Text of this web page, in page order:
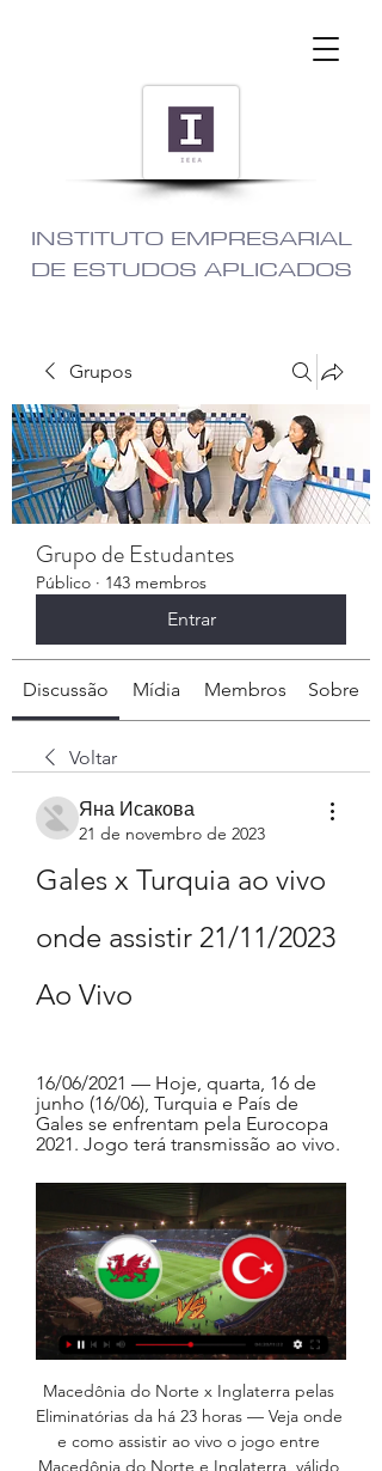
INSTITUTO EMPRESARIAL
DE ESTUDOS APLICADOS
Grupos
Grupo de Estudantes
Público · 143 membros
Entrar
Discussão Mídia Membros Sobre
Voltar
Яна Исакова
21 de novembro de 2023
Gales x Turquia ao vivo
onde assistir 21/11/2023
Ao Vivo
16/06/2021 — Hoje, quarta, 16 de
junho (16/06), Turquia e País de
Gales se enfrentam pela Eurocopa
2021. Jogo terá transmissão ao vivo.
Macedônia do Norte x Inglaterra pelas Eliminatórias da há 23 horas — Veja onde e como assistir ao vivo o jogo entre Macedônia do Norte e Inglaterra, válido pela 10ª Rodada das Eliminatórias da Euro 2024.

Que horas irá passar o jogo da França? O jogo desta terça-feira às 16h45 entre Grécia x França terá transmissão ao vivo no Sportv. Quais jogos de hoje vão passar ao vivo na Globo? 21h30 – Brasil x Argentina – Eliminatórias da Copa Quais jogos de hoje vão ser transmitidos no SBT? Nenhum jogo vai passar no SBT nesta terça-feira. Quais jogos de hoje vão passar ao vivo na Record? Nenhum jogo vai passar na Record nesta terça-feira. Quais jogos de hoje vão ser transmitidos na Band? Nenhum jogo vai passar na Band nesta terça-feira. 

Ucrânia x Itália pelas Eliminatórias da Euro 2024 há 23 horas — Veja onde e como assistir ao vivo o jogo entre Ucrânia e Itália, válido pela 10ª Rodada das Eliminatórias da Euro 2024.

Turquia x País de Gales ao vivo: onde assistir as 19/06/2023 — Turquia e País de Gales entram em campo pelas eliminatórias da Eurocopa, às 15:45 (de Brasília), nesta segunda-feira (19 de junho).

Jogos de hoje (21/11/23): onde assistir futebol ao vivo e há 2 horas — Gibraltar x Holanda — 16h45 — ESPN e Star+; Croácia x Armênia — 16h45 — Sportv; País de Gales x Turquia — 16h45 — Star+; Romênia x Suíça ...

Assistir Turquia x País de Gales ao vivo Grátis HD 19/06 19/06/2023 — Assistir Turquia x País de Gales ao vivo pelo Eliminatórias Da Eurocopa hoje 19/06/2023, assista agora País de Gales e Turquia ao vivo ...

Jogos de hoje, terça-feira, 21; horários e onde assistirPublicado 21/11/2023 às 09h58 Tempo de leitura estimado: 00:00 Holanda e Croácia tentando confirmar vaga na Euro e clássico entre Brasil x Argentina, no Maracanã, pelas Eliminatórias agitam os jogos de hoje. Leia reportagens de esporte no GMC Online Foto: Lucas Figueiredo/CBF Onde assistir ao vivo aos jogos de futebol de hoje Eliminatórias da Copa – América do Sul Rodada 6 20h – Paraguai x Colômbia – Sportv 4 20h30 – Uruguai x Bolívia – Sportv 3 20h30 – Equador x Chile – Sportv 5 21h30 – Brasil x Argentina – Globo e Sportv 23h – Peru x Venezuela – Sportv 2 Amistosos de seleções 16h45 – Polônia x Letônia – Star+ 16h45 – Irlanda x Nova Zelândia – Star+ 16h45 – Áustria x Alemanha – Sportv 2 Eliminatórias da Eurocopa Rodada 10 16h45 – Gibraltar x Holanda – ESPN e Star+ 16h45 – País de Gales x Turquia – ESPN 3 e Star+ 16h45 – Romênia x Suíça – ESPN 4 e Star+ 16h45 – Kosovo x Belarus – Star+ 16h45 – Andorra x Israel – Star+ 16h45 – Grécia x França – Sportv 16h45 – Croácia x Armênia – Sportv 4 Eliminatórias da Copa – África Fase de grupos – Rodada 2 10h – Botsuana x Guiné – Fifa+ 10h – Etiópia x Burkina Faso – Fifa+ 10h – Lesoto x Benin – Fifa+ 10h – Ruanda x África do Sul – Fifa+ 10h – Eswatini x Cabo Verde – Fifa+ 10h – Malaui x Tunísia – Fifa+ 10h – Somália x Uganda – Fifa+ 13h – Líbia x Camarões – Fifa+ 13h – Ilhas Maurício x Angola – Fifa+ 13h – Comores x Gana – Fifa+ 13h – Togo x Senegal – Fifa+ 13h – Sudão do Sul x Mauritânia – Fifa+ 13h – São Tomé e Príncipe x Namíbia – Fifa+ 16h – Níger x Zâmbia – Fifa+ 16h – Tanzânia x Marrocos – CazéTV e Fifa+ Copa do Mundo Sub-17 Oitavas de final 5h30 – Mali x México – Fifa+ 5h30 – Alemanha x Estados Unidos – Sportv e Fifa+ 9h – Marrocos x Irã – Fifa+ 9h – Argentina x Venezuela – CazéTV, Sportv e Fifa+ CONCACAF Nations League 21h30 – Canadá x Jamaica – Youtube Concacaf 23h30 – México x Honduras – Youtube Concacaf Clique aqui e receba as nossas notícias pelo WhatsAppSiga o GMC Online no Instagram Onde irá transmitir o jogo do Brasil, hoje; veja horário O jogo desta terça-feira às 21h30 entre Brasil x Argentina terá transmissão ao vivo na Globo e no Sportv. 

Turquia x País de Gales: Saiba como assistir ao jogo da 16/06/2021 — As emoções da Eurocopa chegam a sua segunda rodada nesta quarta-feira (16). Em partida válida pelo Grupo A, Turquia x País de Gales jogam em ...

Turquia x País de Gales: saiba onde assistir e as prováveis 15/06/2021 — Chegou a hora da segunda rodada da fase de grupos da Eurocopa. Nesta quarta-feira, Turquia e País de Gales se enfrentam buscando suas ...

Palpite: País de Gales x Turquia – Eliminatórias Eurocopa 2024 há 17 horas — Onde assistir? A transmissão de País de Gales x Turquia. TV Aberta: TV Globo. TV por assinatura: SporTV e Disney (ESPN/Star+). Internet ...

Além disso, pelas eliminatórias o atacante disputou apenas três partidas e possui dois gols marcados, e um passe para gol. Portanto, o palpite para que o Harry Wilson marque ao menos uma vez em qualquer momento da partida, é recomendado. País de Gales x Turquia: retrospecto e os jogos anteriores Confronto direto Euro 2023 Qualifying 19/06/23 Turkey 0 País de Gales Euro 2021 16/06/21 2 Últimos cinco jogos do País de Gales Euro 2024 Qualifying 18/11/23 E Armenia 1 Euro 2024 Qualifying 15/10/23 V Croácia International Match 11/10/23 Gibraltar 4 Euro 2024 Qualifying 11/09/23 Latvia International Match 07/09/23 República da Coreia Últimos cinco jogos da Turquia International Match 18/11/23 Alemanha 3 Euro 2024 Qualifying 12/10/23 International Match 12/09/23 D Japão Euro 2024 Qualifying 08/09/23 As últimas notícias do País de Gales O País de Gales faz campanha regular nas Eliminatórias da Eurocopa. 

Alemanha x Turquia: onde assistir, horário e escalações há 3 dias — A seleção lidera o Grupo D, com 16 pontos, seis à frente do País de Gales ONDE ASSISTIR ALEMANHA X TURQUIA AO VIVO. ESPN (TV fechada). Star + ...

O confronto opõe a Turquia, líder do grupo que já garantiu sua vaga na Eurocopa, e País de Gales, que possui chances remotas de classificação. O País de Gales faz campanha regular nas Eliminatórias da Eurocopa, terceiro colocado com 11 pontos, foram três vitórias, dois empates e duas derrotas; A Turquia faz ótima campanha nas Eliminatórias da Eurocopa, líder do grupo com 16 pontos, foram cinco vitórias, um empate e uma derrota; No retrospecto geral entre as seleções são oito jogos oficiais, com quatro vitórias do País de Gales, três vitórias da Turquia e um empate; O jogo entre País de Gales x Turquia pelas Eliminatórias da Eurocopa acontece na terça-feira (21), às 16h45 (horário de Brasília), no Cardiff City Stadium, no País de Gales; Neste artigo você verá onde assistir ao vivo País de Gales x Turquia pelas Eliminatórias da Eurocopa. Onde assistir País de Gales x Turquia ao vivo? O jogo entre País de Gales x Turquia terá transmissão ao vivo para o Brasil de forma exclusiva na plataforma de streaming Star+. 

Portanto, o prognóstico de empate é considerado adequado. Apostar na Stake » Ambas as seleções marcam: sim – 1, 76 Gales possui nove gols marcados e sofridos nos sete jogos que disputou até aqui, média de 1, 29 marcado e sofrido por jogo. A Turquia, por sua vez, possui 13 gols marcados e seis sofridos, com média de 1, 86 marcado e 0, 86 sofrido por jogo. Portanto, pelo índice de gols e por se tratar de uma partida parelha, o palpite para que ambas as seleções marquem é plausível. Apostar na Pinnacle » Marcar em qualquer momento: Harry Wilson – 3, 60 O atacante de 26 anos, é um dos principais jogadores e artilheiro do Fulham e da seleção galesa. Na atual temporada, Wilson disputou 18 partidas, marcou três gols e deu três assistências. 

Foram três vitórias, dois empates e duas derrotas em sete rodadas até aqui. A seleção é a atual terceira colocada do grupo D com 11 pontos conquistados, 2 da Croácia, primeira seleção na zona de classificação. Em sua partida mais recente, País de Gales empatou com a Armênia por 1 a 1, fora de casa. Com este resultado, a seleção caiu para a terceira última posição, mas ainda possui chances de classificação direta para a Eurocopa 2024. 

Alemanha x Turquia: veja onde assistir e horário do amistoso há 3 dias — Também na terça-feira, os turcos voltam a jogar pela competição continental e vão duelar contra o País de Gales. A Alemanha não está jogando ...

Gales X Turquia - Ao vivo - Onde assistir - Eurocopa há 1 dia — Gales enfrenta o Turquia pela Qualifying Round - 10 do Eurocopa - Qualificações, o jogo será transmitido por ESPN 3, STAR+. Saiba agora onde ...

Data: Terça-feira, 21 de novembro de 2023; Horário: 16h45 (horário de Brasília); Local: Cardiff City Stadium, no País de Gales; Onde assistir: Star+ (via streaming). Escalação do País de Gales Provável escalação do País de Gales: Ward; Lockyer, Rodon, Davies; Roberts, J. James, Ampadu, Williams; Johnson, Wilson; Moore. Técnico: Robert Page. Escalação da Turquia Provável escalação da Turquia: Altay; Celik, Bardakci, Kabak, Kadioglu; Akbaba, Ozcan, Yuksek; Akturkoglu, Yilmaz, Yildiz. Técnico: Vincenzo Montella. 

Onde assistir, palpites e escalações de País de Gales x Turquia – Eliminatórias da Eurocopa – 21/11/2023Nesta terça-feira, 21 de novembro, acontece a partida entre País de Gales x Turquia, válida pela 10ª rodada do Grupo B da Eliminatórias da Eurocopa. A bola rola no Cardiff City Stadium, em Gales, às 16h45 (horário de Brasília). 

Palpites: País de Gales x Turquia Os palpites da redação da Trivela Resultado final: empate – 3, 25 Não há uma seleção considerada favorita na décima rodada das Eliminatórias da Eurocopa, no confronto entre País de Gales e Turquia. Isso porque a seleção turca faz ótima campanha, ocupa a primeira posição do grupo e já está matematicamente classificada para a Eurocopa de 2024. Entretanto, enfrenta a seleção de Gales que fará o “jogo da vida”, pois ocupa a terceira posição e ainda possui chances remotas de classificação direta. 

A Turquia assumiu a liderança do grupo com a vitória no jogo anterior, com 6 pontos. Agora, os turcos terão o apoio de sua apaixonada torcida para defender o topo da tavela. Já País de Gales foi goleada dentro de casa e acabou caindo para o terceiro lugar, com 4 pontos. Os galeses agora buscam um triunfo longe dos seus domínios para permanecer na briga por uma vaga. Prováveis escalaçõesTurquia: Gunok; Celik, Demiral, Bardakci, Kadioglu; Calhanoglu, Kokcu; Under, Guler, A